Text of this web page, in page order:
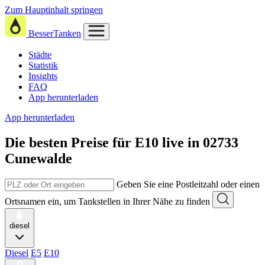
Zum Hauptinhalt springen
BesserTanken
Städte
Statistik
Insights
FAQ
App herunterladen
App herunterladen
Die besten Preise für E10 live in 02733
Cunewalde
Geben Sie eine Postleitzahl oder einen
Ortsnamen ein, um Tankstellen in Ihrer Nähe zu finden
diesel
Diesel E5 E10